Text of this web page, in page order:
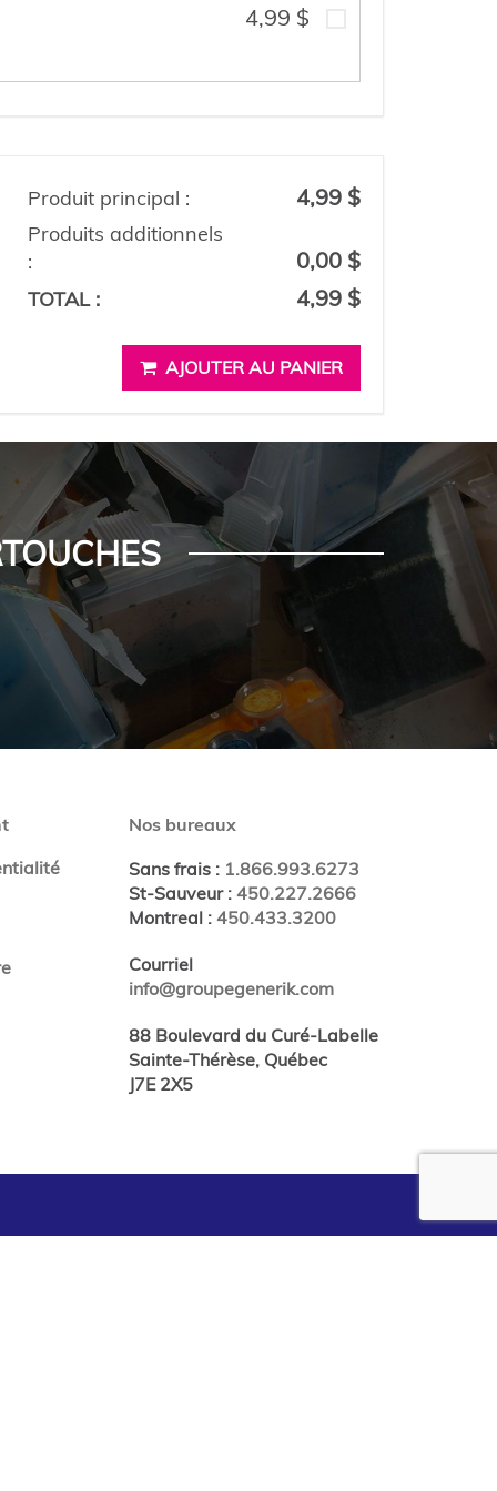
4,99 $
Produit principal : 4,99 $
Produits additionnels
:
0,00 $
TOTAL : 4,99 $
AJOUTER AU PANIER
Nos bureaux
Sans frais: 1.866.993.6273
St-Sauveur: 450.227.2666
Montreal: 450.433.3200
Courriel
info@groupegenerik.com
88 Boulevard du Curé-Labelle
Sainte-Thérèse, Québec
J7E 2X5